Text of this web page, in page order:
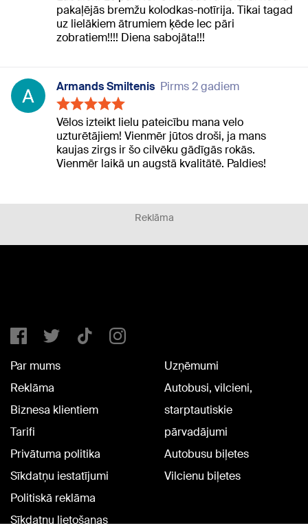
pakaļējās bremžu kolodkas-notīrija. Tikai tagad
uz lielākiem ātrumiem ķēde lec pāri
zobratiem!!!! Diena sabojāta!!!
Armands Smiltenis Pirms 2 gadiem
Vēlos izteikt lielu pateicību mana velo
uzturētājiem! Vienmēr jūtos droši, ja mans
kaujas zirgs ir šo cilvēku gādīgās rokās.
Vienmēr laikā un augstā kvalitātē. Paldies!
Reklāma
Par mums
Reklāma
Biznesa klientiem
Tarifi
Privātuma politika
Sīkdatņu iestatījumi
Politiskā reklāma
Sīkdatņu lietošanas
Uzņēmumi
Autobusi, vilcieni,
starptautiskie
pārvadājumi
Autobusu biļetes
Vilcienu biļetes